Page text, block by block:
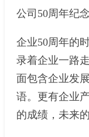
公司50周年纪
企业50周年的
录着企业一路
面包含企业发
语。更有企业
的成绩，未来的